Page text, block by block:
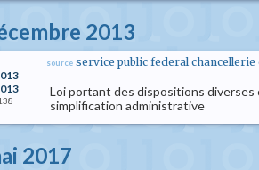
2013
source service public federal
Loi portant des dispositions diverses
simplification administrative
2017